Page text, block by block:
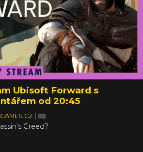
Ubisoft Forward s
od 20:45
Creed?